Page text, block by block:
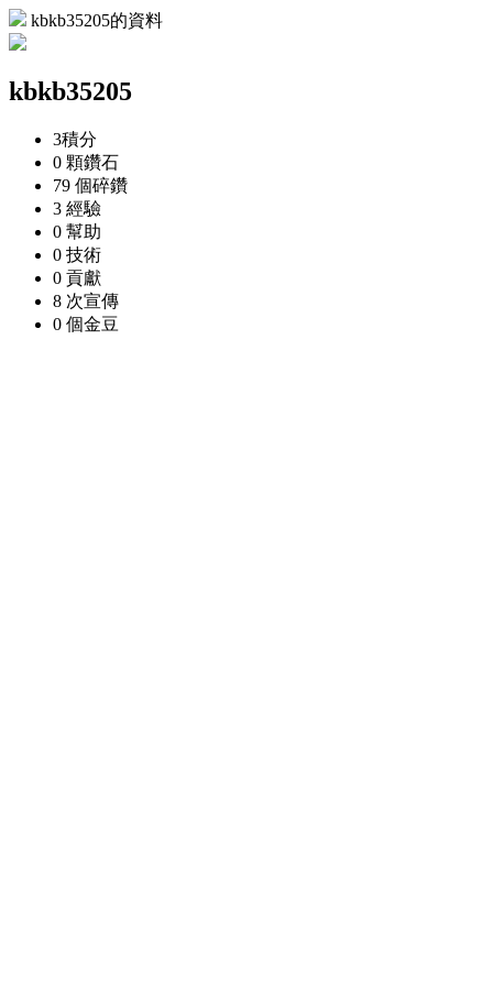
kbkb35205的資料
kbkb35205
3積分
0 顆鑽石
79 個碎鑽
3 經驗
0 幫助
0 技術
0 貢獻
8 次宣傳
0 個金豆